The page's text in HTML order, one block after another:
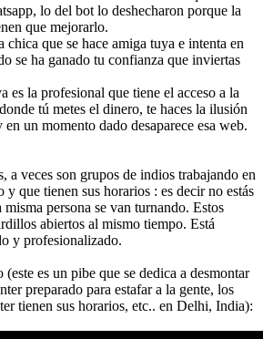
lo del bot lo deshecharon porque la
que mejorarlo.
chica que se hace amiga tuya e intenta en
se ha ganado tu confianza que inviertas
es la profesional que tiene el acceso a la
tú metes el dinero, te haces la ilusión
en un momento dado desaparece esa web.
a veces son grupos de indios trabajando en
que tienen sus horarios : es decir no estás
persona se van turnando. Estos
abiertos al mismo tiempo. Está
y profesionalizado.
es un pibe que se dedica a desmontar
preparado para estafar a la gente, los
tienen sus horarios, etc.. en Delhi, India):